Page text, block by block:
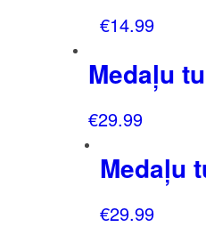
€14.99
Medaļu
€29.99
Medaļu
€29.99